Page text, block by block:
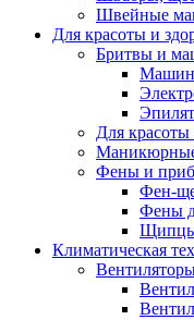
Швейные
Для красоты и
Бритвы и
Для красоты
Фены и
Фен-
Фены
Щипцы
Климатическая